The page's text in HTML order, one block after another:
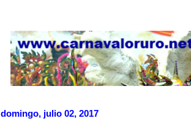
domingo, julio 02, 2017